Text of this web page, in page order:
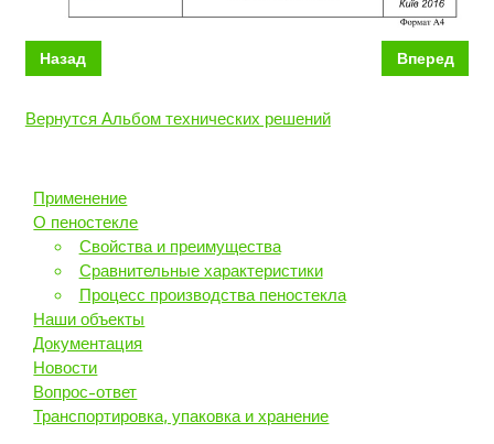
Назад Вперед
Вернутся Альбом технических решений
Применение
О пеностекле
Свойства и преимущества
Сравнительные характеристики
Процесс производства пеностекла
Наши объекты
Документация
Новости
Вопрос-ответ
Транспортировка, упаковка и хранение